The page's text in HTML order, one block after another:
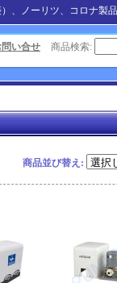
、ノーリツ、コロナ製
問い合せ 商品検索:
商品並び替え :